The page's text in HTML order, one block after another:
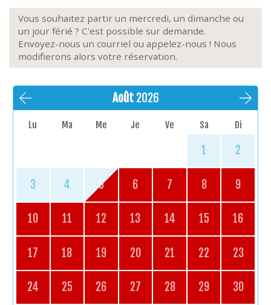
Vous souhaitez partir un mercredi, un dimanche ou
un jour férié ? C'est possible sur demande.
Envoyez-nous un courriel ou appelez-nous ! Nous
modifierons alors votre réservation.
Août 2026
Lu Ma Me Je Ve Sa Di
1 2
3 4 5 6 7 8 9
10 11 12 13 14 15 16
17 18 19 20 21 22 23
24 25 26 27 28 29 30